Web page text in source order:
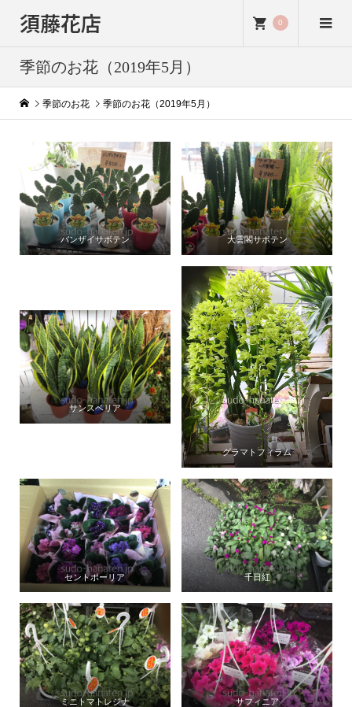
須藤花店 0
季節のお花（2019年5月）
季節のお花 季節のお花（2019年5月）
バンザイサボテン 大雲閣サボテン
サンスベリア
グラマトフィラム
セントポーリア 千日紅
ミニトマトレジナ サフィニア